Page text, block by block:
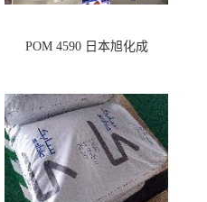
POM 4590 日本旭化成